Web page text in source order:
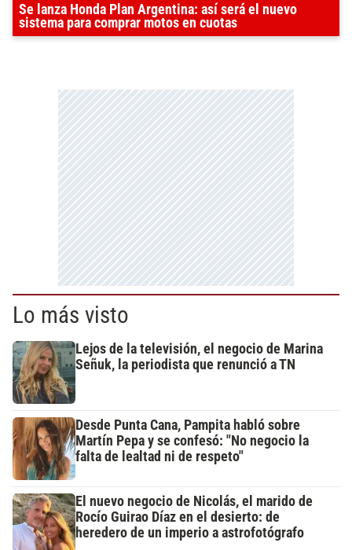
Se lanza Honda Plan Argentina: así será el nuevo
sistema para comprar motos en cuotas
Lo más visto
Lejos de la televisión, el negocio de Marina
Señuk, la periodista que renunció a TN
Desde Punta Cana, Pampita habló sobre
Martín Pepa y se confesó: "No negocio la
falta de lealtad ni de respeto"
El nuevo negocio de Nicolás, el marido de
Rocío Guirao Díaz en el desierto: de
heredero de un imperio a astrofotógrafo